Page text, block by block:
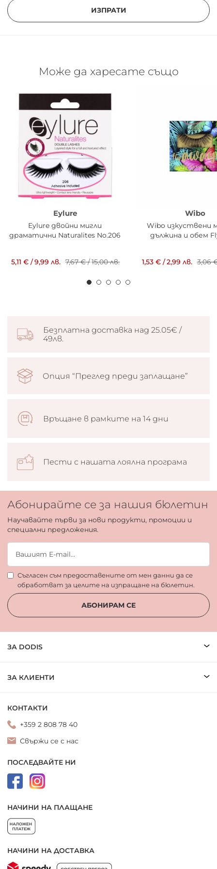
ИЗПРАТИ
Може да харесате също
Eylure
Eylure двойни мигли
драматични Naturalites No.206
5,11 € /9,99 лв. 7,67 €/15,00 лв.
Wibo
Wibo изкуствени
дължина и обем
1,53 €/2,99 лв. 3,06
Безплатна доставка над 25.05€ /
49лв.
Опция “Преглед преди заплащане”
Връщане в рамките на 14 дни
Пести с нашата лоялна програма
Абонирайте се за нашия бюлетин
Научавайте първи за нови продукти, промоции и
специални предложения.
Съгласен съм предоставените от мен данни да се
обработват за целите на изпращане на бюлетин.
АБОНИРАМ СЕ
ЗА DODIS
ЗА КЛИЕНТИ
КОНТАКТИ
+359 2 808 78 40
Свържи се с нас
ПОСЛЕДВАЙТЕ НИ
НАЧИНИ НА ПЛАЩАНЕ
НАЧИНИ НА ДОСТАВКА